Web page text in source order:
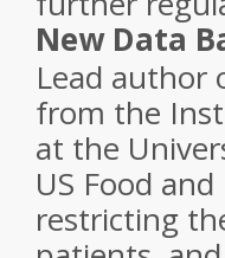
New Data
Lead author
from the
at the
US Food
restricting